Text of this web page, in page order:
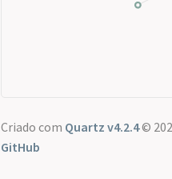
Criado com Quartz v4.2.4©
GitHub